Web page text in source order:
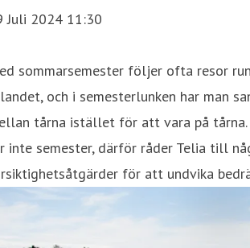
Juli 2024 11:30
sommarsemester följer ofta resor
och i semesterlunken har man
tårna istället för att vara på
inte semester, därför råder Telia till
för att undvika